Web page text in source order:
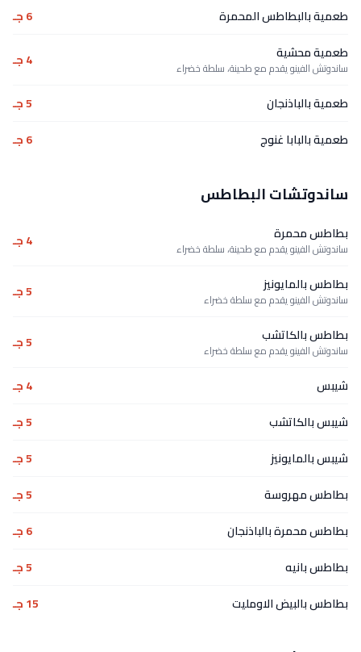
طعمية بالبطاطس المحمرة
6 جـ
طعمية محشية
ساندوتش الفينو يقدم مع طحينة، سلطة خضراء 4 جـ
طعمية بالباذنجان
5 جـ
طعمية بالبابا غنوج
6 جـ
ساندوتشات البطاطس
بطاطس محمرة
ساندوتش الفينو يقدم مع طحينة، سلطة خضراء 4 جـ
بطاطس بالمايونيز
ساندوتش الفينو يقدم مع سلطة خضراء 5 جـ
بطاطس بالكاتشب
ساندوتش الفينو يقدم مع سلطة خضراء 5 جـ
شيبس
4 جـ
شيبس بالكاتشب
5 جـ
شيبس بالمايونيز
5 جـ
بطاطس مهروسة
5 جـ
بطاطس محمرة بالباذنجان
6 جـ
بطاطس بانيه
5 جـ
بطاطس بالبيض الاومليت
15 جـ